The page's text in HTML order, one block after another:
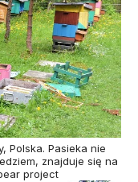
Polska. Pasieka nie
znajduje się na
project